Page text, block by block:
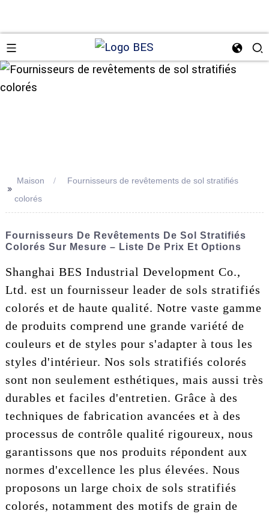
>>
Maison
Fournisseurs de revêtements de sol stratifiés
colorés
Fournisseurs De Revêtements De Sol Stratifiés
Colorés Sur Mesure – Liste De Prix Et Options
Shanghai BES Industrial Development Co.,
Ltd. est un fournisseur leader de sols stratifiés
colorés et de haute qualité. Notre vaste gamme
de produits comprend une grande variété de
couleurs et de styles pour s'adapter à tous les
styles d'intérieur. Nos sols stratifiés colorés
sont non seulement esthétiques, mais aussi très
durables et faciles d'entretien. Grâce à des
techniques de fabrication avancées et à des
processus de contrôle qualité rigoureux, nous
garantissons que nos produits répondent aux
normes d'excellence les plus élevées. Nous
proposons un large choix de sols stratifiés
colorés, notamment des motifs de grain de